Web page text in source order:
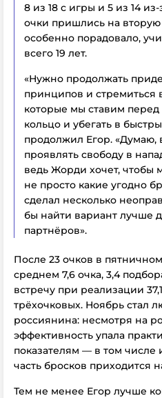
8 из 18 с игры и 5 из 14
очки пришлись на
особенно порадовало,
всего 19 лет.
«Нужно продолжать
принципов и стремиться
которые мы ставим
кольцо и убегать в
продолжил Егор. «Думаю,
проявлять свободу в
ведь Жорди хочет, чтобы
не просто какие угодно
сделал несколько
бы найти вариант лучше
партнёров».
После 23 очков в
среднем 7,6 очка, 3,4
встречу при реализации
трёхочковых. Ноябрь стал
россиянина: несмотря на
эффективность упала
показателям — в том числе
часть бросков приходится
Тем не менее Егор лучше